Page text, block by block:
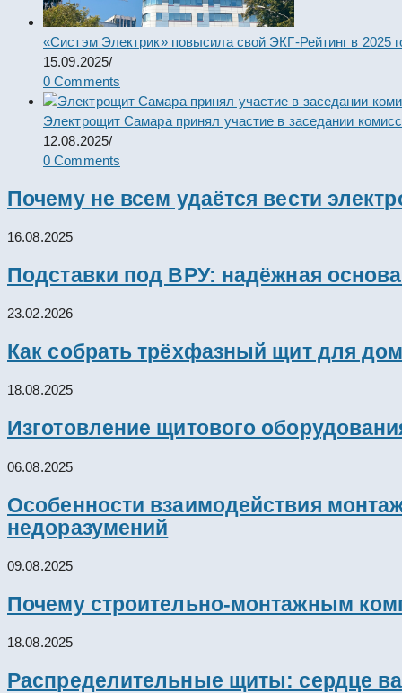
«Систэм Электрик» повысила свой ЭКГ-Рейтинг в 2025
15.09.2025/
0 Comments
Электрощит Самара принял участие в заседании
12.08.2025/
0 Comments
Почему не всем удаётся вести
16.08.2025
Подставки под ВРУ: надёжная
23.02.2026
Как собрать трёхфазный щит для
18.08.2025
Изготовление щитового
06.08.2025
Особенности взаимодействия
недоразумений
09.08.2025
Почему строительно-монтажным
18.08.2025
Распределительные щиты: сердце